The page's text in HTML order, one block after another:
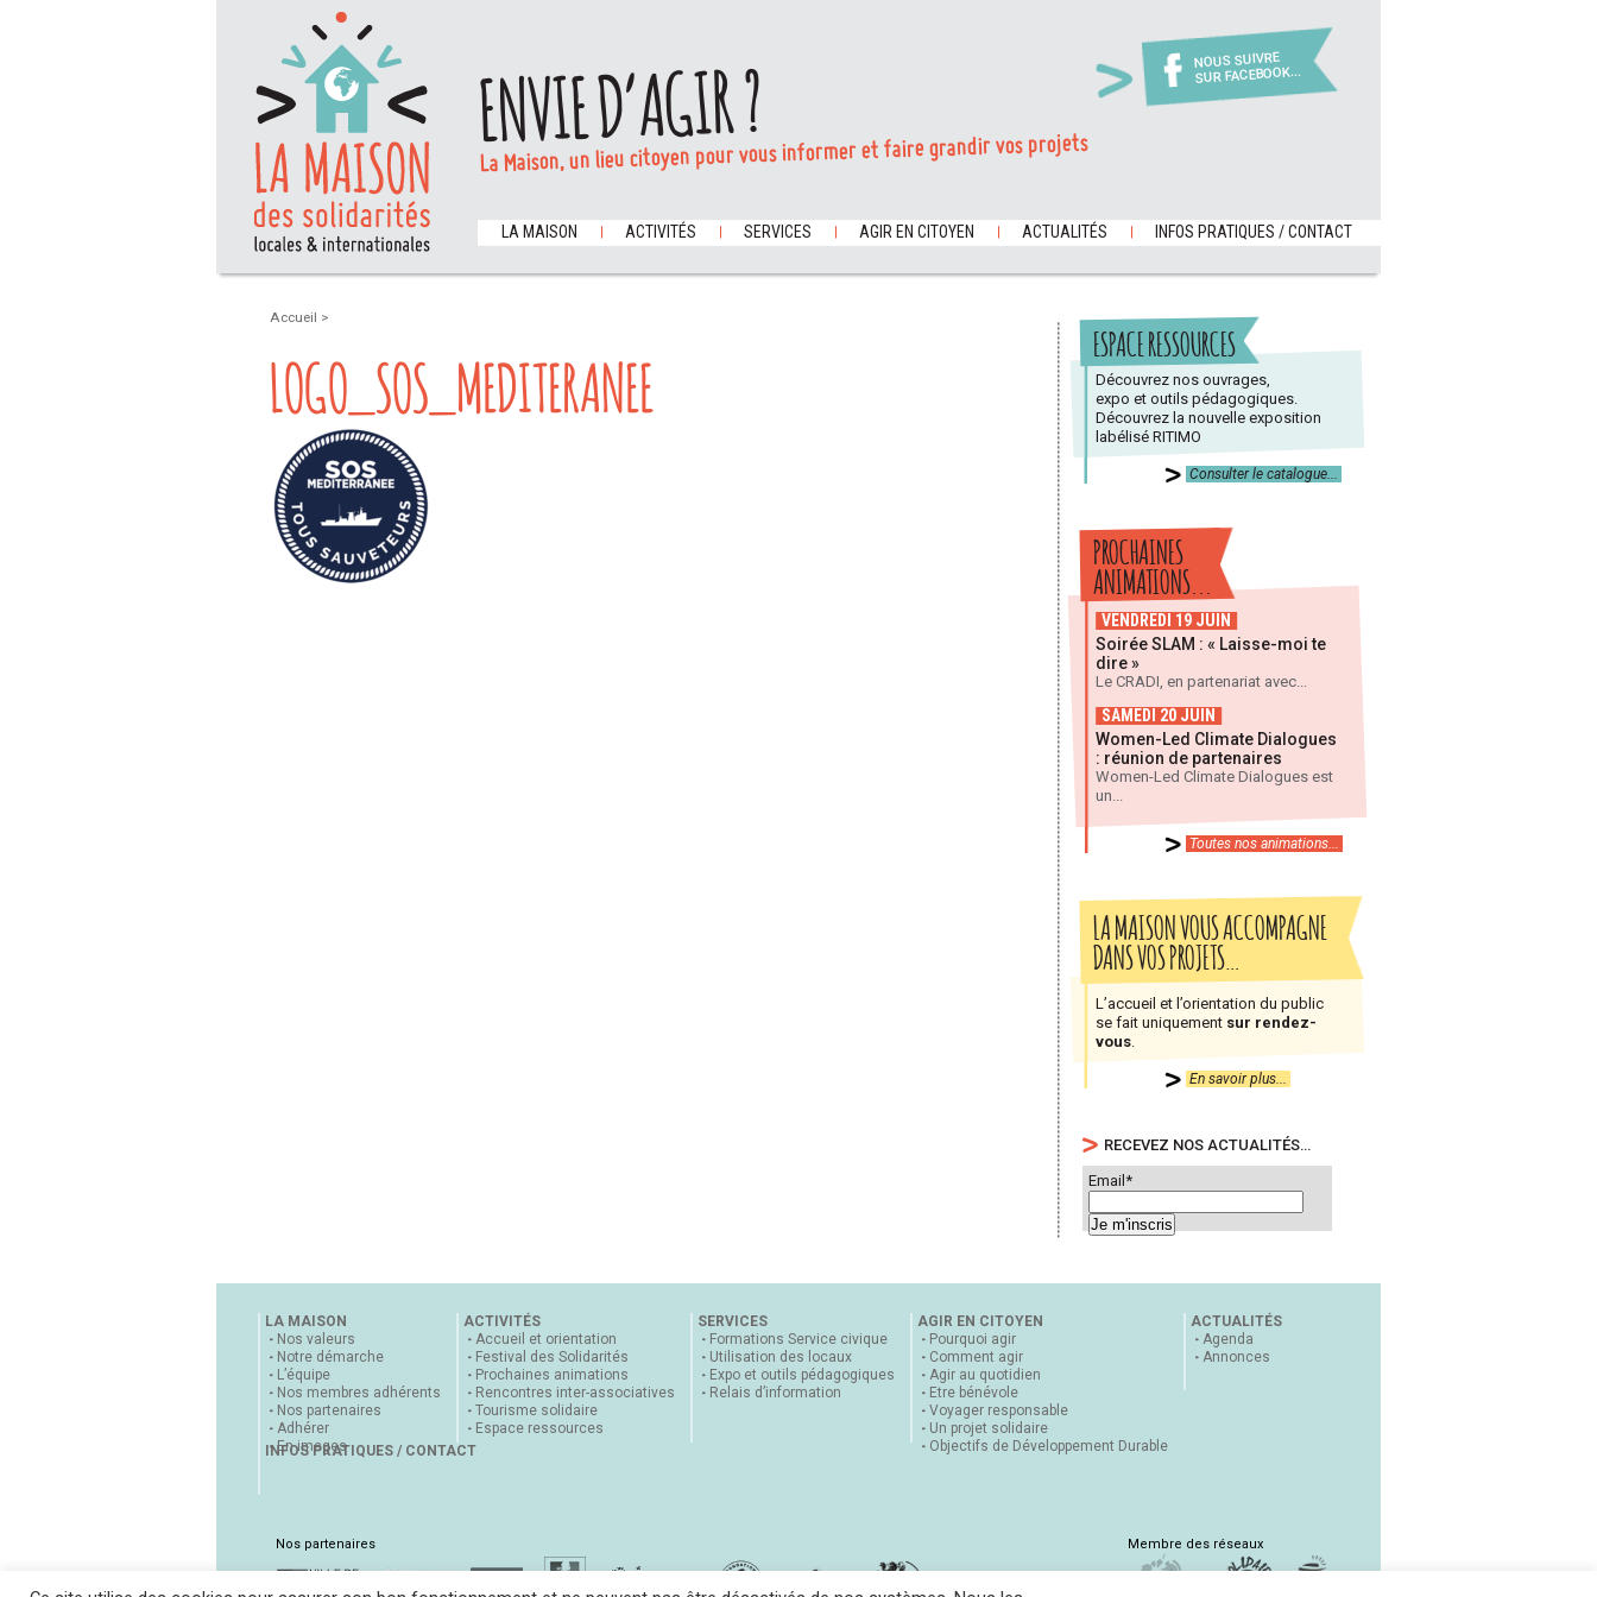
NOUS SUIVRE
SUR FACEBOOK...
ENVIE D’AGIR ?
La Maison, un lieu citoyen pour vous informer et faire grandir vos projets
LA MAISON ACTIVITÉS SERVICES AGIR EN CITOYEN ACTUALITÉS INFOS PRATIQUES / CONTACT
Accueil >
LOGO_SOS_MEDITERANEE
ESPACE RESSOURCES
Découvrez nos ouvrages,
expo et outils pédagogiques.
Découvrez la nouvelle exposition
labélisé RITIMO
Consulter le catalogue...
PROCHAINES
ANIMATIONS...
VENDREDI 19 JUIN
Soirée SLAM : « Laisse-moi te
dire »
Le CRADI, en partenariat avec...
SAMEDI 20 JUIN
Women-Led Climate Dialogues
: réunion de partenaires
Women-Led Climate Dialogues est
un...
Toutes nos animations...
LA MAISON VOUS ACCOMPAGNE
DANS VOS PROJETS…
L’accueil et l’orientation du public
se fait uniquement sur rendez-
vous
En savoir plus...
RECEVEZ NOS ACTUALITÉS…
Email*
LA MAISON
Nos valeurs
Notre démarche
L’équipe
Nos membres adhérents
Nos partenaires
Adhérer
En images
ACTIVITÉS
Accueil et orientation
Festival des Solidarités
Prochaines animations
Rencontres inter-associatives
Tourisme solidaire
Espace ressources
SERVICES
Formations Service civique
Utilisation des locaux
Expo et outils pédagogiques
Relais d’information
AGIR EN CITOYEN
Pourquoi agir
Comment agir
Agir au quotidien
Etre bénévole
Voyager responsable
Un projet solidaire
Objectifs de Développement Durable
ACTUALITÉS
Agenda
Annonces
INFOS PRATIQUES / CONTACT
Nos partenaires Membre des réseaux